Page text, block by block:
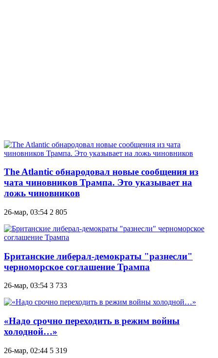
The Atlantic обнародовал новые сообщения из
чата чиновников Трампа. Это указывает на
ложь чиновников
26-мар, 03:54 2 805
Британские либерал-демократы "разнесли"
черноморское соглашение Трампа
26-мар, 03:54 3 733
«Надо срочно переходить в режим войны
холодной…»
26-мар, 02:44 5 319